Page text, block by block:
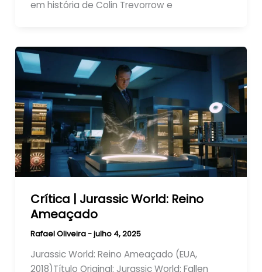
em história de Colin Trevorrow e
Crítica | Jurassic World: Reino
Ameaçado
Rafael Oliveira-julho 4, 2025
Jurassic World: Reino Ameaçado (EUA,
2018)Título Original: Jurassic World: Fallen